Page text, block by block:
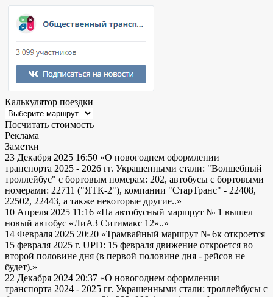
Калькулятор поездки
Посчитать стоимость
Реклама
Заметки
23 Декабря 2025 16:50 «О новогоднем оформлении
транспорта 2025 - 2026 гг. Украшенными стали: "Волшебный
троллейбус" с бортовым номерам: 202, автобусы с бортовыми
номерами: 22711 ("ЯТК-2"), компании "СтарТранс" - 22408,
22502, 22443, а также некоторые другие..»
10 Апреля 2025 11:16 «На автобусный маршрут № 1 вышел
новый автобус «ЛиАЗ Ситимакс 12»..»
14 Февраля 2025 20:20 «Трамвайный маршрут № 6к откроется
15 февраля 2025 г. UPD: 15 февраля движение откроется во
второй половине дня (в первой половине дня - рейсов не
будет).»
22 Декабря 2024 20:37 «О новогоднем оформлении
транспорта 2024 - 2025 гг. Украшенными стали: троллейбусы с